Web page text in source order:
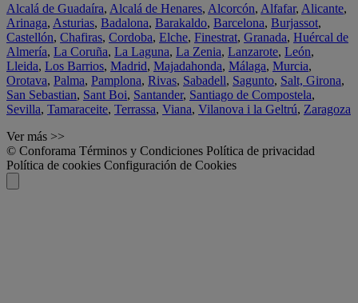
Alcalá de Guadaíra, Alcalá de Henares, Alcorcón, Alfafar, Alicante,
Arinaga, Asturias, Badalona, Barakaldo, Barcelona, Burjassot,
Castellón, Chafiras, Cordoba, Elche, Finestrat, Granada, Huércal de
Almería, La Coruña, La Laguna, La Zenia, Lanzarote, León,
Lleida, Los Barrios, Madrid, Majadahonda, Málaga, Murcia,
Orotava, Palma, Pamplona, Rivas, Sabadell, Sagunto, Salt, Girona,
San Sebastian, Sant Boi, Santander, Santiago de Compostela,
Sevilla, Tamaraceite, Terrassa, Viana, Vilanova i la Geltrú, Zaragoza
Ver más >>
© Conforama Términos y Condiciones Política de privacidad
Política de cookies Configuración de Cookies